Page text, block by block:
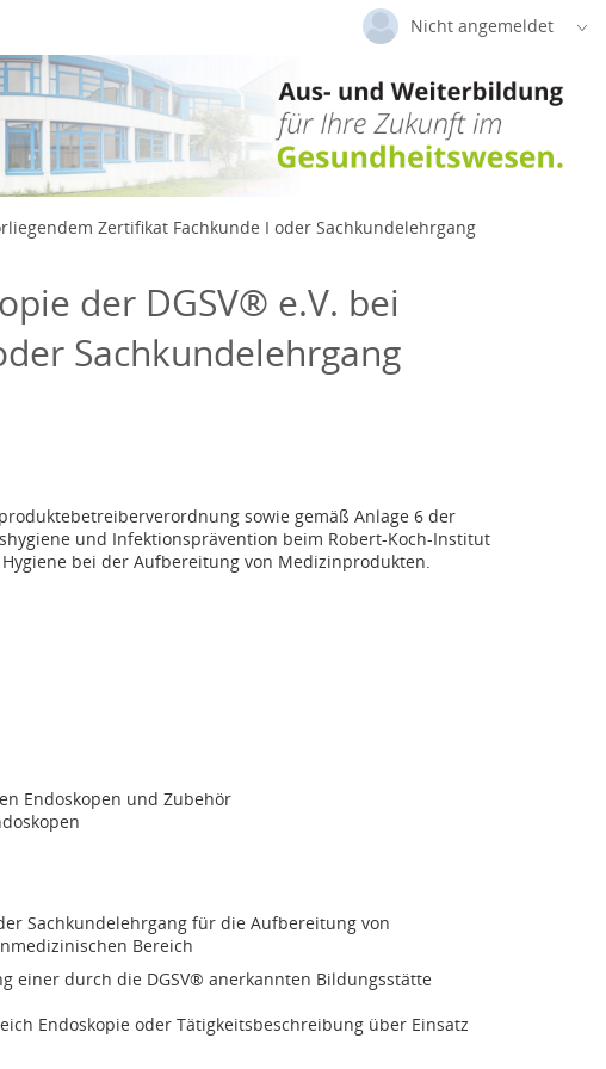
Nicht angemeldet
Login
Versionsnummer: 2026.2.04.63526
Zertifikat Fachkunde I oder Sachkundelehrgang
der DGSV® e.V. bei
Sachkundelehrgang
sowie gemäß Anlage 6 der
und Infektionsprävention beim Robert-Koch-Institut
bei der Aufbereitung von Medizinprodukten.
Endoskopen und Zubehör
Sachkundelehrgang für die Aufbereitung von
Bereich
einer durch die DGSV® anerkannten Bildungsstätte
Endoskopie oder Tätigkeitsbeschreibung über Einsatz